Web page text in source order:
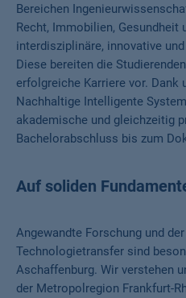
Bereichen
Recht, Immobilien, Gesundheit
interdisziplinäre, innovative
Diese bereiten die
erfolgreiche Karriere vor.
Nachhaltige Intelligente
akademische und gleichzeitig
Bachelorabschluss bis zum
Auf soliden
Angewandte Forschung und
Technologietransfer sind
Aschaffenburg. Wir verstehen
der Metropolregion Frankfurt-